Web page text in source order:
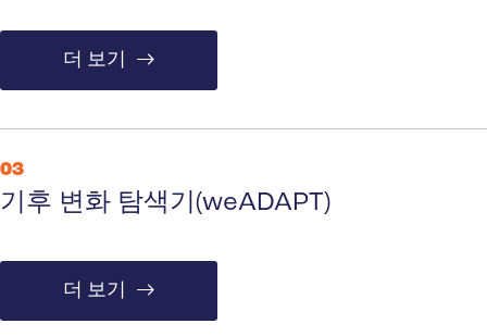
더 보기
03
기후 변화 탐색기(weADAPT)
더 보기